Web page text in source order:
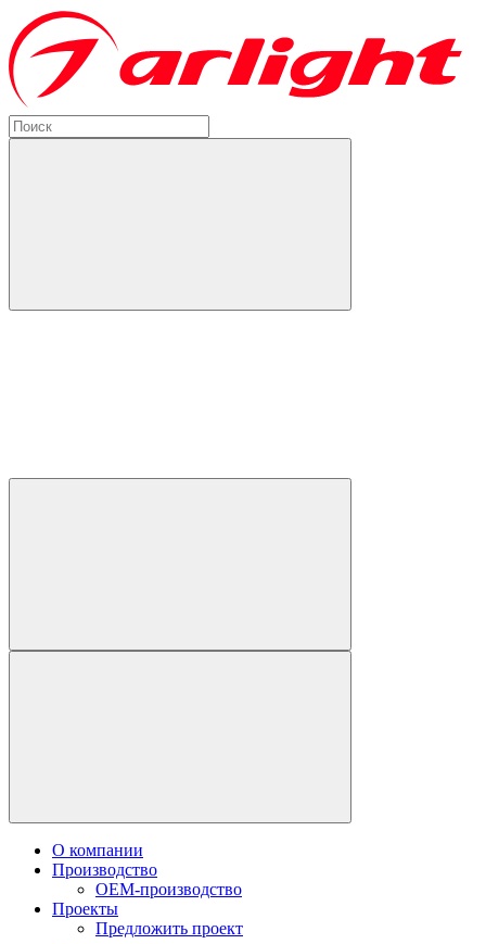
О компании
Производство
OEM-производство
Проекты
Предложить проект